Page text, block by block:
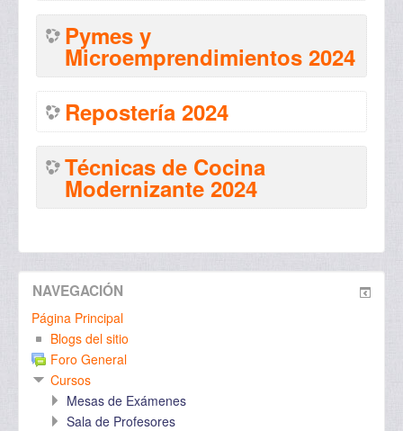
Pymes y
Microemprendimientos 2024
Repostería 2024
Técnicas de Cocina
Modernizante 2024
NAVEGACIÓN
Página Principal
Blogs del sitio
Foro General
Cursos
Mesas de Exámenes
Sala de Profesores